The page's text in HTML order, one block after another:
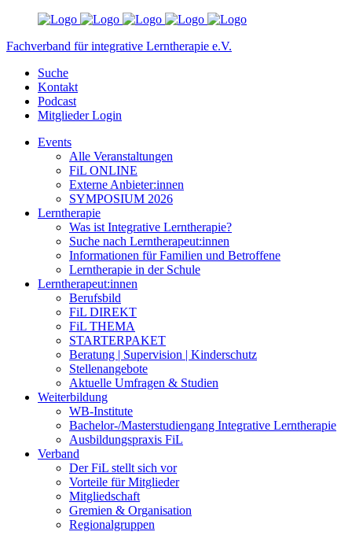
Fachverband fürintegrative Lerntherapie e.V.
Suche
Kontakt
Podcast
Mitglieder Login
Events
Alle Veranstaltungen
FiL ONLINE
Externe Anbieter:innen
SYMPOSIUM 2026
Lerntherapie
Was ist Integrative Lerntherapie?
Suche nach Lerntherapeut:innen
Informationen für Familien und Betroffene
Lerntherapie in der Schule
Lerntherapeut:innen
Berufsbild
FiL DIREKT
FiL THEMA
STARTERPAKET
Beratung | Supervision | Kinderschutz
Stellenangebote
Aktuelle Umfragen & Studien
Weiterbildung
WB-Institute
Bachelor-/Masterstudiengang Integrative Lerntherapie
Ausbildungspraxis FiL
Verband
Der FiL stellt sich vor
Vorteile für Mitglieder
Mitgliedschaft
Gremien & Organisation
Regionalgruppen